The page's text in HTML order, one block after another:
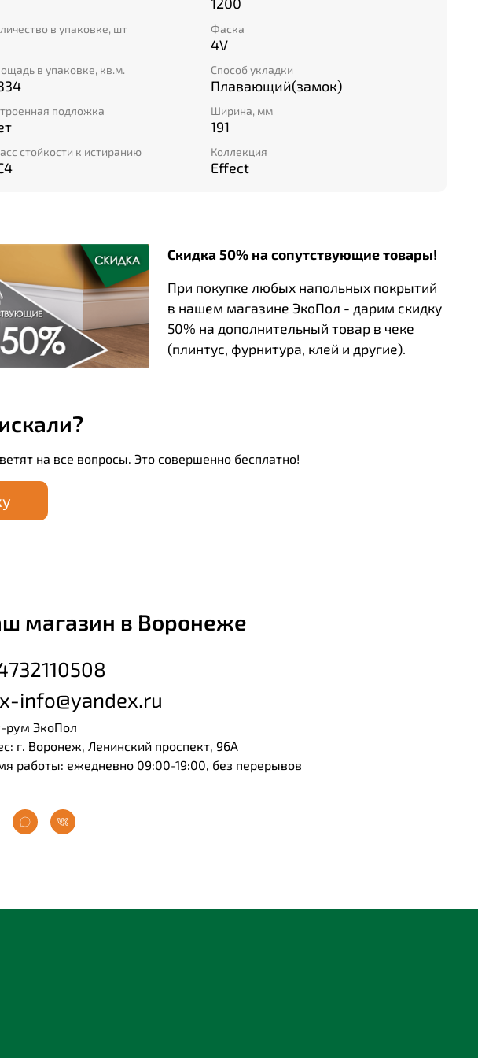
крепятся друг с другом замочным креплением Uniclic. Точная
разъемов позволяет выполнить ровную стыковку и
собрать гладкий пол за короткое время.
в упаковке, шт Фаска
4V
в упаковке, кв.м. Способ укладки
Плавающий(замок)
подложка Ширина, мм
191
стойкости к истиранию Коллекция
Effect
Скидка 50% на сопутствующие товары!
При покупке любых напольных покрытий
в нашем магазине ЭкоПол - дарим скидку
50% на дополнительный товар в чеке
(плинтус, фурнитура, клей и другие).
на все вопросы. Это совершенно бесплатно!
магазин в Воронеже
info@yandex.ru
рум ЭкоПол
г. Воронеж, Ленинский проспект, 96А
работы: ежедневно 09:00-19:00, без перерывов